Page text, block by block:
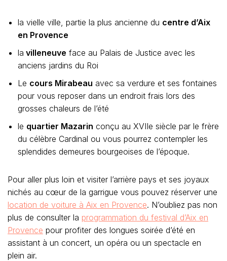
la vielle ville, partie la plus ancienne du centre d’Aix
en Provence
la villeneuve face au Palais de Justice avec les
anciens jardins du Roi
Le cours Mirabeau avec sa verdure et ses fontaines
pour vous reposer dans un endroit frais lors des
grosses chaleurs de l’été
le quartier Mazarin conçu au XVIIe siècle par le frère
du célèbre Cardinal ou vous pourrez contempler les
splendides demeures bourgeoises de l’époque.
Pour aller plus loin et visiter l’arrière pays et ses joyaux
nichés au cœur de la garrigue vous pouvez réserver une
location de voiture à Aix en Provence. N’oubliez pas non
plus de consulter la programmation du festival d’Aix en
Provence pour profiter des longues soirée d’été en
assistant à un concert, un opéra ou un spectacle en
plein air.